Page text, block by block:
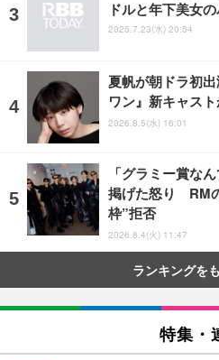
ドルと年下美女
2025.7.23(水) 20:54
夏帆が朝ドラ初
ワン』新キャス
2026.8.5(水) 16:01
「グラミー賞な
掲げた怒り RM
枠”拒否
2026.8.4(火) 11:47
ランキングを
特集・